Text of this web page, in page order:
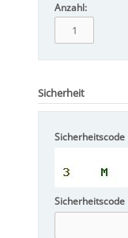
Anzahl:
Sicherheit
Sicherheitscode
Sicherheitscode